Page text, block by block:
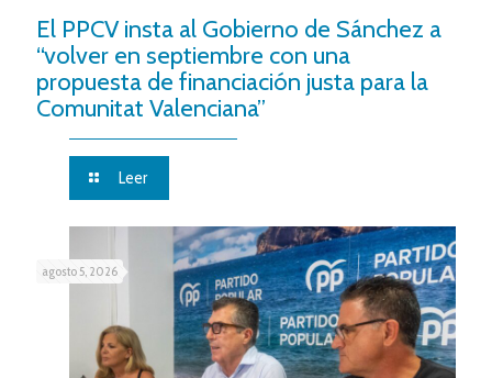
El PPCV insta al Gobierno de Sánchez a
“volver en septiembre con una
propuesta de financiación justa para la
Comunitat Valenciana”
Leer
agosto 5, 2026